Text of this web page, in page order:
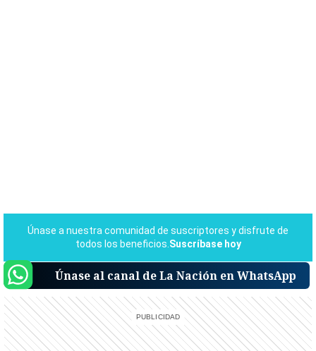
Únase al canal de La Nación en WhatsApp